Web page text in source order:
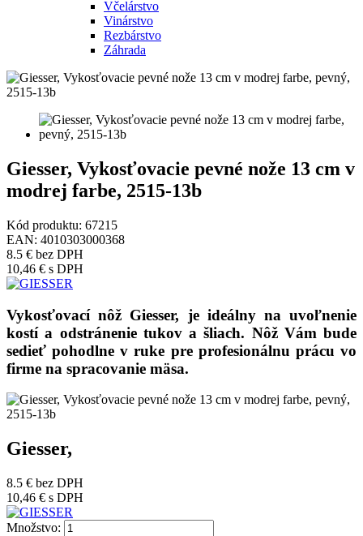
Včelárstvo
Vinárstvo
Rezbárstvo
Záhrada
Giesser, Vykosťovacie pevné nože 13 cm v
modrej farbe, 2515-13b
Kód produktu: 67215
EAN: 4010303000368
8.5 € bez DPH
10,46 € s DPH
Vykosťovací nôž Giesser, je ideálny na uvoľnenie
kostí a odstránenie tukov a šliach. Nôž Vám bude
sedieť pohodlne v ruke pre profesionálnu prácu vo
firme na spracovanie mäsa.
Giesser,
8.5 € bez DPH
10,46 € s DPH
Množstvo: